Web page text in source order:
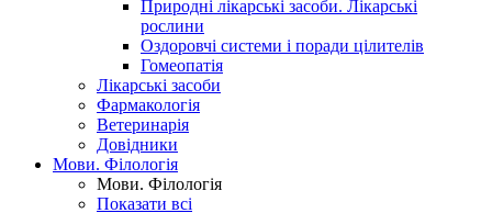
Природні лікарські засоби. Лікарські
рослини
Оздоровчі системи і поради цілителів
Гомеопатія
Лікарські засоби
Фармакологія
Ветеринарія
Довідники
Мови. Філологія
Мови. Філологія
Показати всі